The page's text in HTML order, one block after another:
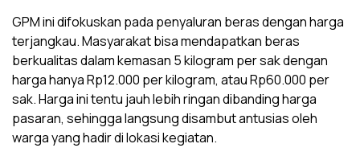
GPM ini difokuskan pada penyaluran beras dengan harga
terjangkau. Masyarakat bisa mendapatkan beras
berkualitas dalam kemasan 5 kilogram per sak dengan
harga hanya Rp12.000 per kilogram, atau Rp60.000 per
sak. Harga ini tentu jauh lebih ringan dibanding harga
pasaran, sehingga langsung disambut antusias oleh
warga yang hadir di lokasi kegiatan.